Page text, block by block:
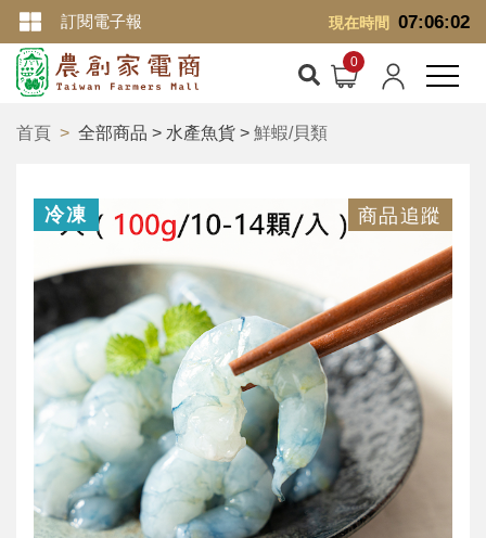
現在時間 07:06:03
訂閱電子報
首頁 全部商品 > 水產魚貨 > 鮮蝦/貝類
冷凍 商品追蹤